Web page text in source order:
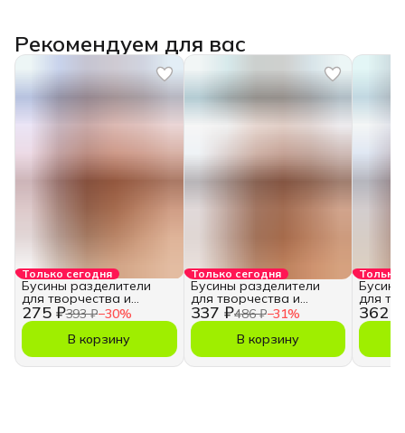
Рекомендуем для вас
Только сегодня
275 ₽393 ₽−30%
Бусины разделители
для творчества и
рукоделия, 2 мм.
В корзину
Только сегодня
337 ₽486 ₽−31%
Бусины разделители
для творчества и
рукоделия, 3 мм.
В корзину
Только
362 ₽
для